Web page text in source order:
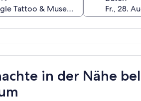
in der Nähe